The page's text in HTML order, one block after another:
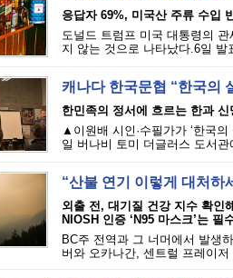
응답자 69%, 미국산 주류 수입
도널드 트럼프 미국 대통령의
지 않는 것으로 나타났다.6일
캐나다 한국문협 “한국의
한민족의 정서에 흐르는 한과 신
▲이원배 시인·수필가가 ‘한국
일 버나비 토미 더글러스 도서관
“산불 연기 이렇게 대처하
외출 전, 대기질 건강 지수 확인
NIOSH 인증 ‘N95 마스크’는 필
BC주 전역과 그 너머에서 발생
버와 오카나간, 센트럴 프레이